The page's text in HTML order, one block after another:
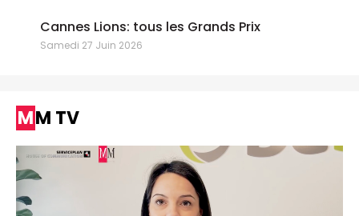
Cannes Lions: tous les Grands Prix
Samedi 27 Juin 2026
MM TV